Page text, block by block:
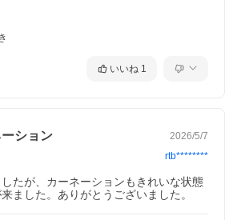
いいね 1
ション 2026/5/7
rtb********
たが、カーネーションもきれいな状態
ました。ありがとうございました。